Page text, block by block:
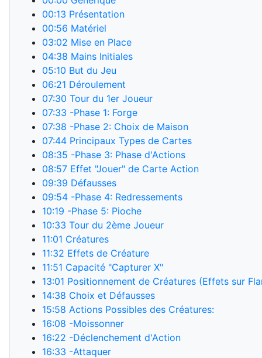
00:13 Présentation
00:56 Matériel
03:02 Mise en Place
04:38 Mains Initiales
05:10 But du Jeu
06:21 Déroulement
07:30 Tour du 1er Joueur
07:33 -Phase 1: Forge
07:38 -Phase 2: Choix de Maison
07:44 Principaux Types de Cartes
08:35 -Phase 3: Phase d'Actions
08:57 Effet "Jouer" de Carte Action
09:39 Défausses
09:54 -Phase 4: Redressements
10:19 -Phase 5: Pioche
10:33 Tour du 2ème Joueur
11:01 Créatures
11:32 Effets de Créature
11:51 Capacité "Capturer X"
13:01 Positionnement de Créatures (Effets sur
14:38 Choix et Défausses
15:58 Actions Possibles des Créatures:
16:08 -Moissonner
16:22 -Déclenchement d'Action
16:33 -Attaquer